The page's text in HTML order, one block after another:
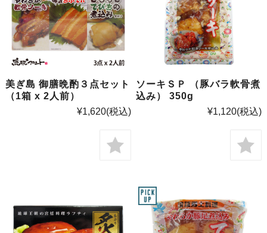
美ぎ島 御膳晩酌３点セット
（1箱 x 2人前）
¥1,620(税込)
ソーキＳＰ （豚バラ軟骨煮
込み） 350g
¥1,120(税込)